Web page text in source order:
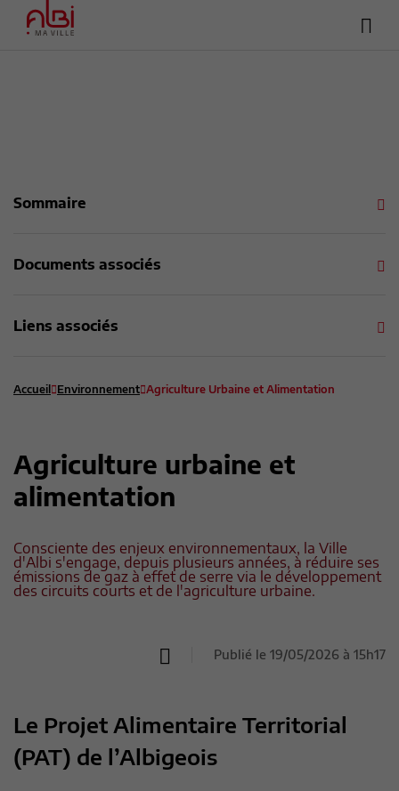
Sommaire
Documents associés
Liens associés
Accueil Environnement Agriculture Urbaine et Alimentation
Agriculture urbaine et
alimentation
Consciente des enjeux environnementaux, la Ville
d'Albi s'engage, depuis plusieurs années, à réduire ses
émissions de gaz à effet de serre via le développement
des circuits courts et de l'agriculture urbaine.
Publié le 19/05/2026 à 15h17
Le Projet Alimentaire Territorial
(PAT) de l’Albigeois